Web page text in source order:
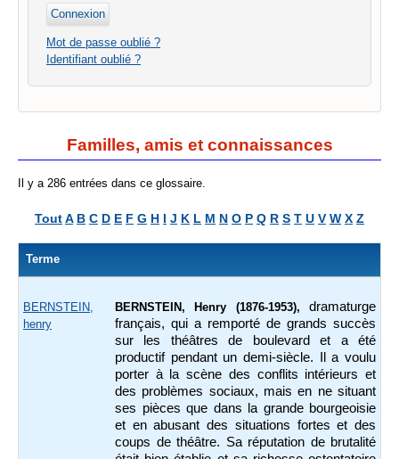
Mot de passe oublié ?
Identifiant oublié ?
Familles, amis et connaissances
Il y a 286 entrées dans ce glossaire.
ToutA B C D E F G H I J K L M N O P Q R S T U V W X Z
Terme
BERNSTEIN,
henry
BERNSTEIN, Henry (1876-1953), dramaturge
français, qui a remporté de grands succès
sur les théâtres de boulevard et a été
productif pendant un demi-siècle. Il a voulu
porter à la scène des conflits intérieurs et
des problèmes sociaux, mais en ne situant
ses pièces que dans la grande bourgeoisie
et en abusant des situations fortes et des
coups de théâtre. Sa réputation de brutalité